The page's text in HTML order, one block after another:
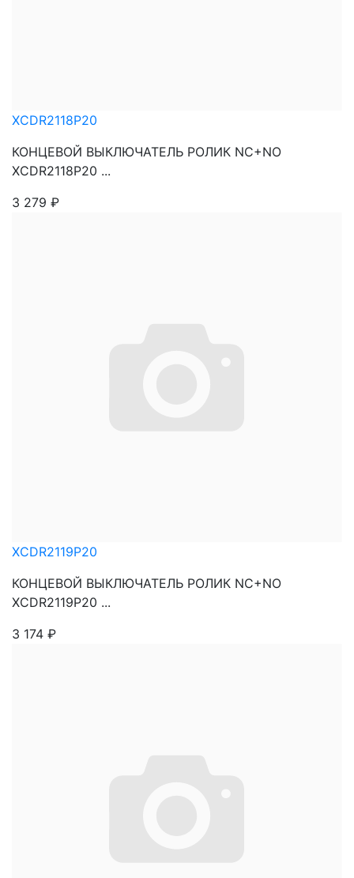
XCDR2118P20
КОНЦЕВОЙ ВЫКЛЮЧАТЕЛЬ РОЛИК NC+NO
XCDR2118P20 ...
3 279 ₽
XCDR2119P20
КОНЦЕВОЙ ВЫКЛЮЧАТЕЛЬ РОЛИК NC+NO
XCDR2119P20 ...
3 174 ₽